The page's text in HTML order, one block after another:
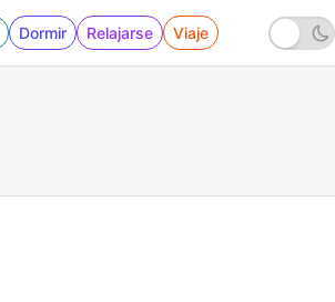
Dormir Relajarse Viaje